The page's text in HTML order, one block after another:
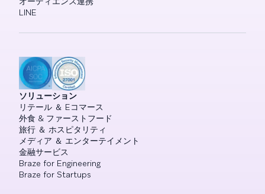
LINE
ソリューション
リテール ＆ Eコマース
外食 & ファーストフード
旅行 ＆ ホスピタリティ
メディア ＆ エンターテイメント
金融サービス
Braze for Engineering
Braze for Startups